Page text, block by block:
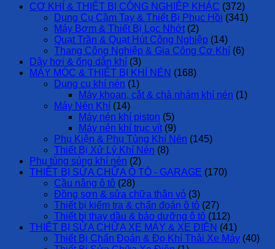
CƠ KHÍ & THIẾT BỊ CÔNG NGHIỆP KHÁC (372)
Dụng Cụ Cầm Tay & Thiết Bị Phục Hồi (341)
Máy Bơm & Thiết Bị Lọc Nhớt (2)
Quạt Trần & Quạt Hút Công Nghiệp (14)
Thang Công Nghiệp & Gia Công Cơ Khí (6)
Dây hơi & ống dẫn khí (3)
MÁY MÓC & THIẾT BỊ KHÍ NÉN (168)
Dụng cụ khí nén (1)
Máy khoan, cắt & chà nhám khí nén (1)
Máy Nén Khí (14)
Máy nén khí piston (5)
Máy nén khí trục vít (9)
Phụ Kiện & Phụ Tùng Khí Nén (145)
Thiết Bị Xử Lý Khí Nén (8)
Phụ tùng súng khí nén (2)
THIẾT BỊ SỬA CHỮA Ô TÔ - GARAGE (170)
Cầu nâng ô tô (28)
Đồng sơn & sửa chữa thân vỏ (3)
Thiết bị kiểm tra & chẩn đoán ô tô (27)
Thiết bị thay dầu & bảo dưỡng ô tô (112)
THIẾT BỊ SỬA CHỮA XE MÁY & XE ĐIỆN (41)
Thiết Bị Chẩn Đoán & Đo Khí Thải Xe Máy (40)